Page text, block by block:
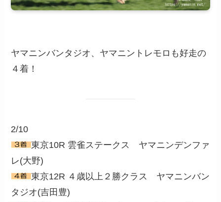
ヤマニンバンタジオ、ヤマニントレモロも好走の
４着！
2/10
東京10R 雲雀ステークス ヤマニンデンファ
レ(大野)
東京12R ４歳以上２勝クラス ヤマニンバン
タジオ(吉田豊)